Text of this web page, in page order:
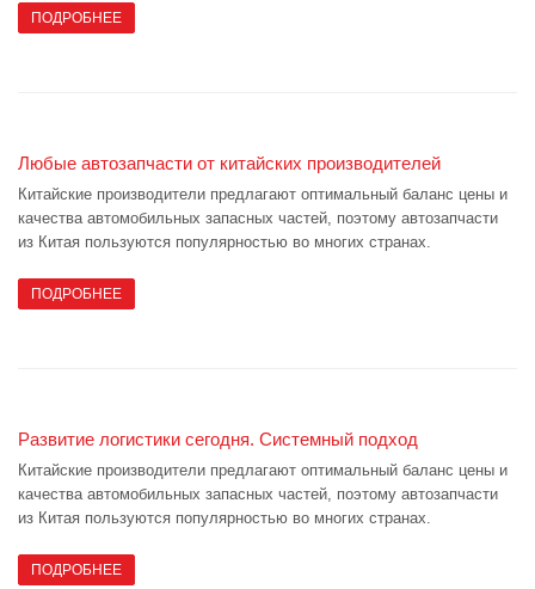
ПОДРОБНЕЕ
Любые автозапчасти от китайских производителей
Китайские производители предлагают оптимальный баланс цены и
качества автомобильных запасных частей, поэтому автозапчасти
из Китая пользуются популярностью во многих странах.
ПОДРОБНЕЕ
Развитие логистики сегодня. Системный подход
Китайские производители предлагают оптимальный баланс цены и
качества автомобильных запасных частей, поэтому автозапчасти
из Китая пользуются популярностью во многих странах.
ПОДРОБНЕЕ